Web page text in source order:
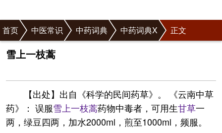
首页 中医常识 中药词典 中药词典X 正文
雪上一枝蒿
【出处】出自《科学的民间药草》。 《云南中草
药》： 误服雪上一枝蒿药物中毒者，可用生甘草一
两，绿豆四两，加水2000ml，煎至1000ml，频服。